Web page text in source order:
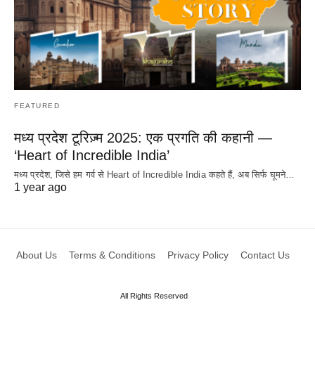
FEATURED
मध्य प्रदेश टूरिज़्म 2025: एक प्रगति की कहानी —
‘Heart of Incredible India’
मध्य प्रदेश, जिसे हम गर्व से Heart of Incredible India कहते हैं, अब सिर्फ घूमने…
1 year ago
About Us Terms & Conditions Privacy Policy Contact Us
All Rights Reserved